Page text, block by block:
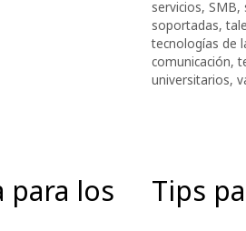
servicios, SMB,
soportadas,
tecnologías de
comunicación,
universitarios,
para los
Tips